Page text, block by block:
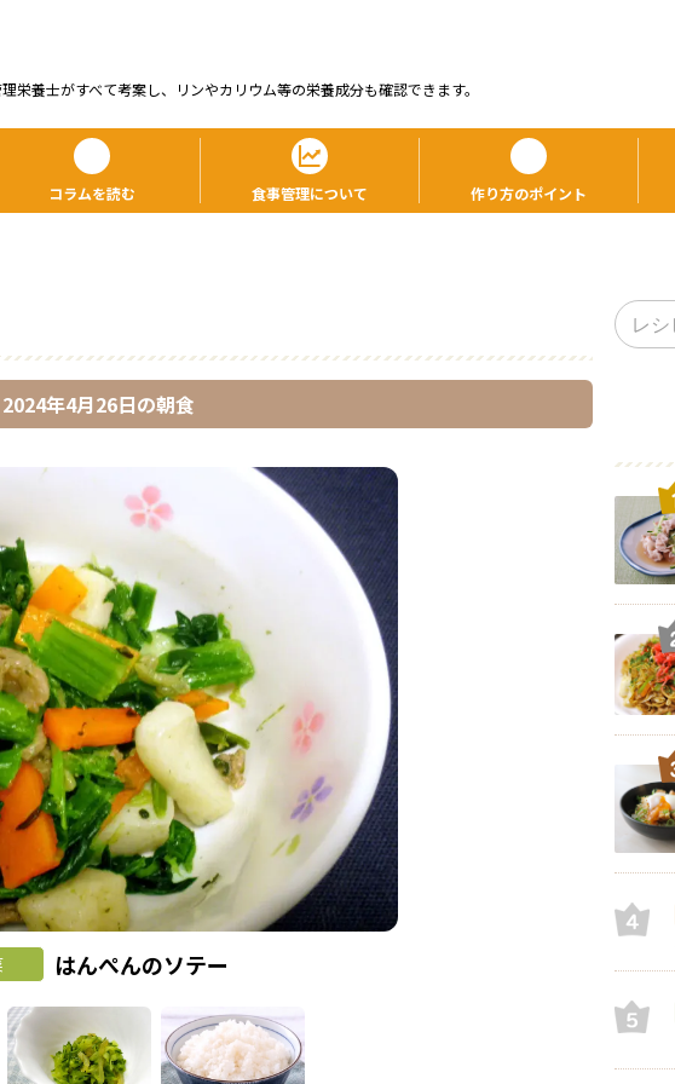
栄養⼠がすべて考案し、リンやカリウム等の栄養成分も確認できます。
コラムを読む 食事管理について 作り方のポイント
2024年4月26日の朝食
はんぺんのソテー